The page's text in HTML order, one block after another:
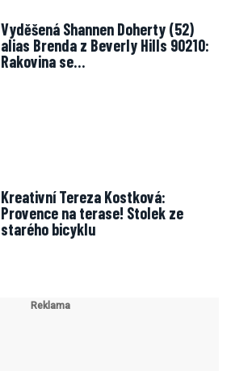
Vyděšená Shannen Doherty (52)
alias Brenda z Beverly Hills 90210:
Rakovina se…
Kreativní Tereza Kostková:
Provence na terase! Stolek ze
starého bicyklu